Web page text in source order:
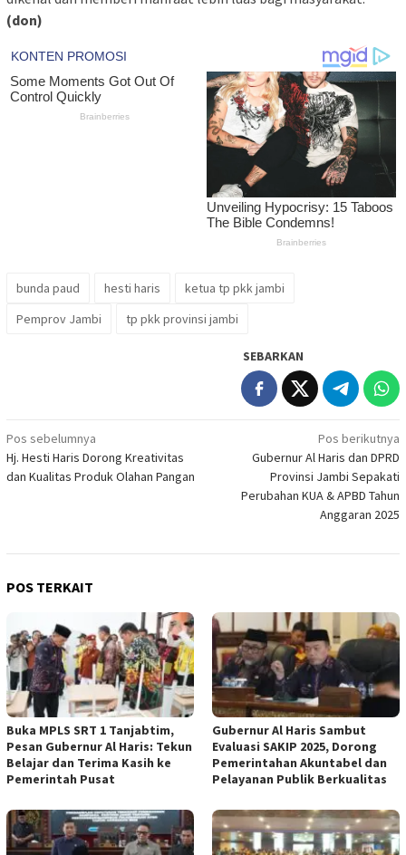
(don)
bunda paud hesti haris
ketua tp pkk jambi
Pemprov Jambi
tp pkk provinsi jambi
SEBARKAN
Navigasi
pos
Pos sebelumnya
Hj. Hesti Haris Dorong Kreativitas
dan Kualitas Produk Olahan Pangan
Pos berikutnya
Gubernur Al Haris dan DPRD
Provinsi Jambi Sepakati
Perubahan KUA & APBD Tahun
Anggaran 2025
POS TERKAIT
Buka MPLS SRT 1 Tanjabtim,
Pesan Gubernur Al Haris: Tekun
Belajar dan Terima Kasih ke
Pemerintah Pusat
Gubernur Al Haris Sambut
Evaluasi SAKIP 2025, Dorong
Pemerintahan Akuntabel dan
Pelayanan Publik Berkualitas